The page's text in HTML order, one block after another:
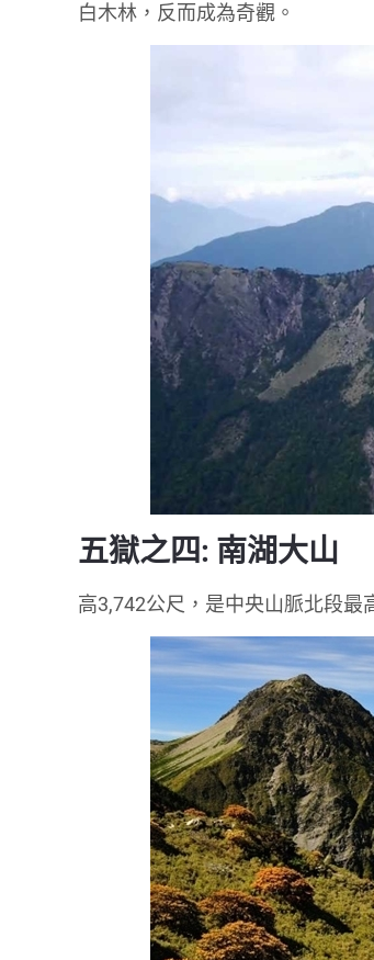
白木林，反而成為奇觀。
五獄之四: 南湖大山
高3,742公尺，是中央山脈北段最